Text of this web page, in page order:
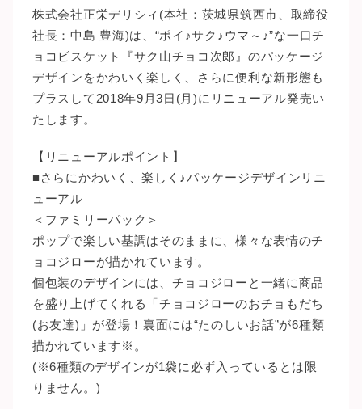
株式会社正栄デリシィ(本社：茨城県筑西市、取締役
社長：中島 豊海)は、“ポイ♪サク♪ウマ～♪”な一口チ
ョコビスケット『サク山チョコ次郎』のパッケージ
デザインをかわいく楽しく、さらに便利な新形態も
プラスして2018年9月3日(月)にリニューアル発売い
たします。
【リニューアルポイント】
■さらにかわいく、楽しく♪パッケージデザインリニ
ューアル
＜ファミリーパック＞
ポップで楽しい基調はそのままに、様々な表情のチ
ョコジローが描かれています。
個包装のデザインには、チョコジローと一緒に商品
を盛り上げてくれる「チョコジローのおチョもだち
(お友達)」が登場！裏面には“たのしいお話”が6種類
描かれています※。
(※6種類のデザインが1袋に必ず入っているとは限
りません。)